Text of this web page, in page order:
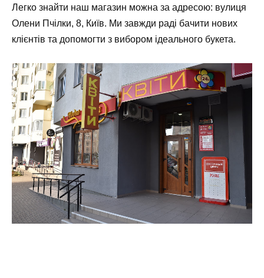
Легко знайти наш магазин можна за адресою: вулиця
Олени Пчілки, 8, Київ. Ми завжди раді бачити нових
клієнтів та допомогти з вибором ідеального букета.